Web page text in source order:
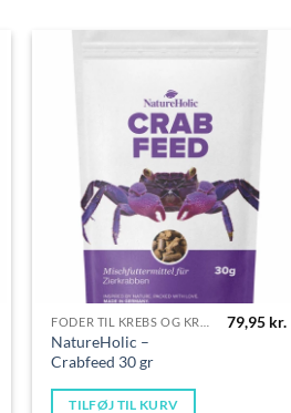
NatureHolic –
Crabfeed 30 gr
79,95 kr.
TILFØJ TIL KURV